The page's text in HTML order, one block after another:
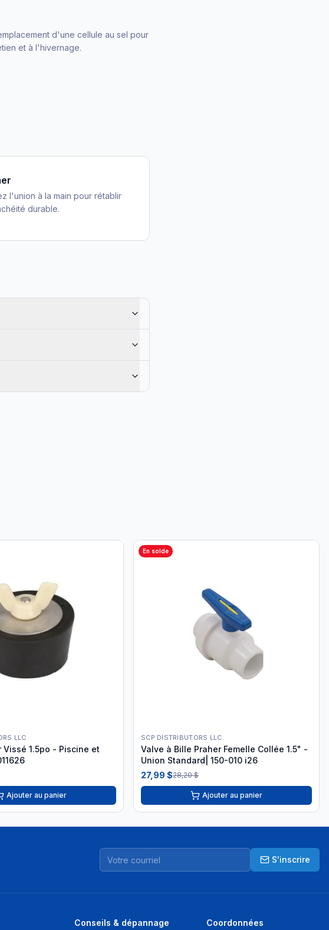
d'une cellule au sel pour
et à l'hivernage.
l'union à la main pour rétablir
durable.
LLC
Vissé 1.5po - Piscine et
Ajouter au panier
En solde
SCP DISTRIBUTORS LLC
Valve à Bille Praher Femelle Collée 1.5" -
Union Standard| 150-010 i26
27,99 $28,20 $
Ajouter au panier
S'inscrire
Conseils & dépannage Coordonnées